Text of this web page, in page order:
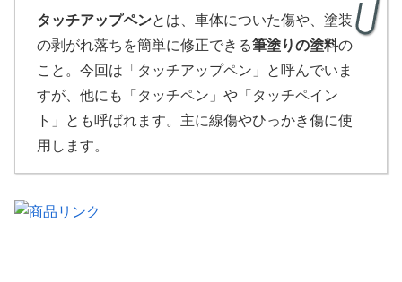
タッチアップペンとは、車体についた傷や、塗装
の剥がれ落ちを簡単に修正できる筆塗りの塗料の
こと。今回は「タッチアップペン」と呼んでいま
すが、他にも「タッチペン」や「タッチペイン
ト」とも呼ばれます。主に線傷やひっかき傷に使
用します。